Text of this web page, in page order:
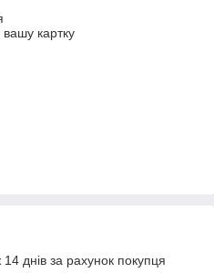
картку
днів за рахунок покупця